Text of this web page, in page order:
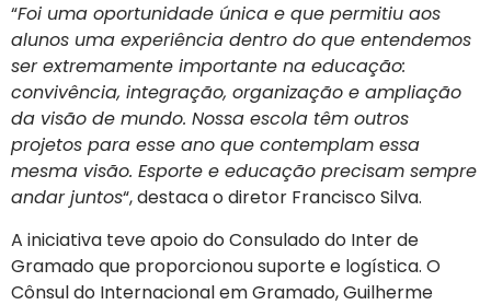
“Foi uma oportunidade única e que permitiu aos
alunos uma experiência dentro do que entendemos
ser extremamente importante na educação:
convivência, integração, organização e ampliação
da visão de mundo. Nossa escola têm outros
projetos para esse ano que contemplam essa
mesma visão. Esporte e educação precisam sempre
andar juntos“, destaca o diretor Francisco Silva.
A iniciativa teve apoio do Consulado do Inter de
Gramado que proporcionou suporte e logística. O
Cônsul do Internacional em Gramado, Guilherme